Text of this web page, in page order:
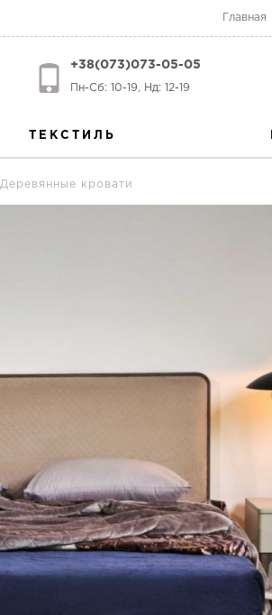
Главная
+38(073)073-05-05
Пн-Сб: 10-19, Нд: 12-19
ТЕКСТИЛЬ
Деревянные кровати